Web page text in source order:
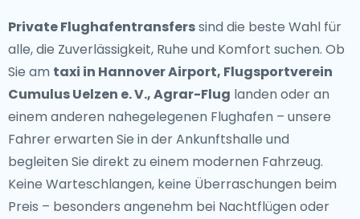
Private Flughafentransferssind die beste Wahl für
alle, die Zuverlässigkeit, Ruhe und Komfort suchen. Ob
Sie am taxi in Hannover Airport, Flugsportverein
Cumulus Uelzen e. V., Agrar-Flug landen oder an
einem anderen nahegelegenen Flughafen – unsere
Fahrer erwarten Sie in der Ankunftshalle und
begleiten Sie direkt zu einem modernen Fahrzeug.
Keine Warteschlangen, keine Überraschungen beim
Preis – besonders angenehm bei Nachtflügen oder